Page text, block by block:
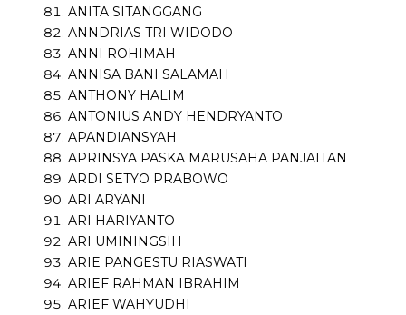
ANITA SITANGGANG
ANNDRIAS TRI WIDODO
ANNI ROHIMAH
ANNISA BANI SALAMAH
ANTHONY HALIM
ANTONIUS ANDY HENDRYANTO
APANDIANSYAH
APRINSYA PASKA MARUSAHA PANJAITAN
ARDI SETYO PRABOWO
ARI ARYANI
ARI HARIYANTO
ARI UMININGSIH
ARIE PANGESTU RIASWATI
ARIEF RAHMAN IBRAHIM
ARIEF WAHYUDHI